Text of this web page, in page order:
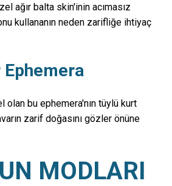
ağır balta skin'inin acımasız
onu kullananın neden zarifliğe ihtiyaç
olan bu ephemera'nın tüylü kurt
zarif doğasını gözler önüne
MODLARI